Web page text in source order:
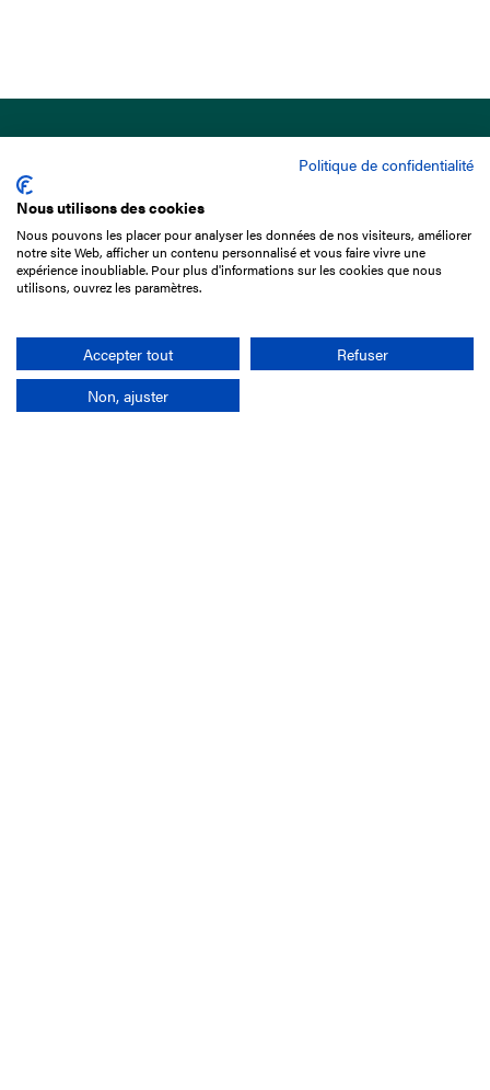
15 Boulevard de Douaumont
75017 Paris
01 49 10 20 29
Rechercher
Politique de confidentialité
Nous utilisons des cookies
Nous pouvons les placer pour analyser les données de nos visiteurs, améliorer
notre site Web, afficher un contenu personnalisé et vous faire vivre une
expérience inoubliable. Pour plus d'informations sur les cookies que nous
utilisons, ouvrez les paramètres.
Accepter tout
Refuser
Non, ajuster